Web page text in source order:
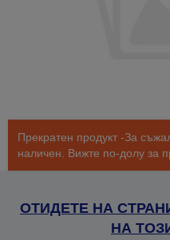
Прекратен продукт -За
наличен. Вижте по-долу за
ОТИДЕТЕ НА
НА